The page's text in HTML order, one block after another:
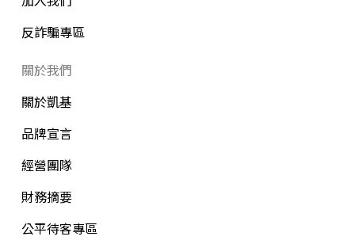
反詐騙專區
關於我們
關於凱基
品牌宣言
經營團隊
財務摘要
公平待客專區